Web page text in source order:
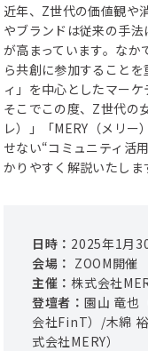
近年、Z世代の価値観や
やブランドは従来の手
が高まっています。な
ら共創に参加すること
ィ」を中心としたマーケ
そこでこの度、Z世代の
レ）」「MERY（メリ
せない“コミュニティ活
かりやすく解説いたしま
日時： 2025年1月
会場： ZOOM開催
主催：株式会社
登壇者： 園山 竜也
会社FinT）/木綿
式会社MERY）